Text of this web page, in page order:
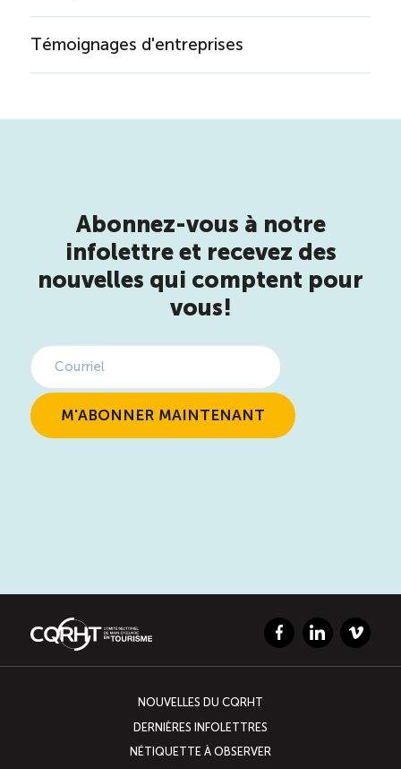
Témoignages d'entreprises
Abonnez-vous à notre
infolettre et recevez des
nouvelles qui comptent pour
vous!
FacebookLinkedInVimeo
NOUVELLES DU CQRHT
DERNIÈRES INFOLETTRES
NÉTIQUETTE À OBSERVER